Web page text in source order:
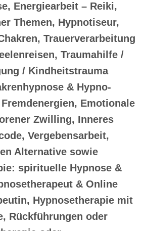
Energiearbeit – Reiki,
Themen, Hypnotiseur,
Trauerverarbeitung
Traumahilfe /
/ Kindheitstrauma
& Hypno-
Emotionale
Zwilling, Inneres
Vergebensarbeit,
Alternative sowie
spirituelle Hypnose &
& Online
Hypnosetherapie mit
Rückführungen oder